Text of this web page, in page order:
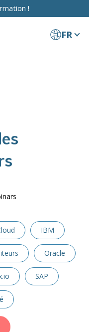
!
FR
IBM
Oracle
SAP